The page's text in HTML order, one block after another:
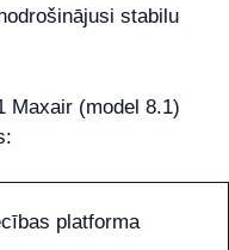
stabilu
Maxair (model 8.1)
platforma